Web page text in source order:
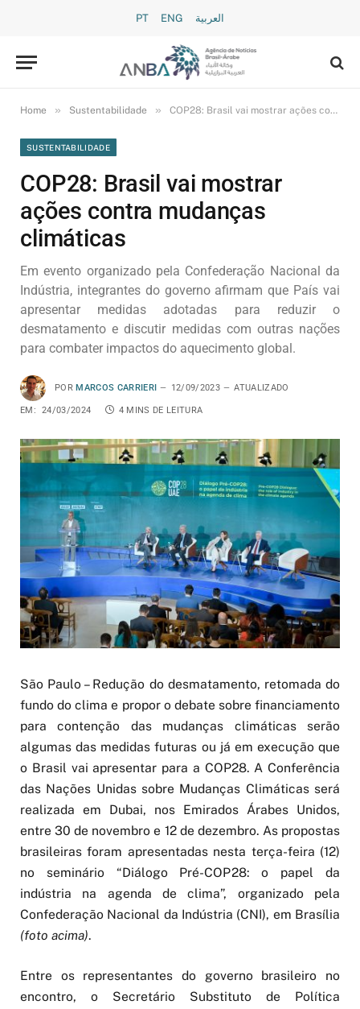
PT ENG العربية
Home » Sustentabilidade » COP28: Brasil vai mostrar ações contra mudanças climáticas
SUSTENTABILIDADE
COP28: Brasil vai mostrar
ações contra mudanças
climáticas
Em evento organizado pela Confederação Nacional da
Indústria, integrantes do governo afirmam que País vai
apresentar medidas adotadas para reduzir o
desmatamento e discutir medidas com outras nações
para combater impactos do aquecimento global.
POR MARCOS CARRIERI 12/09/2023 ATUALIZADO
EM: 24/03/2024 4 MINS DE LEITURA
São Paulo – Redução do desmatamento, retomada do
fundo do clima e propor o debate sobre financiamento
para contenção das mudanças climáticas serão
algumas das medidas futuras ou já em execução que
o Brasil vai apresentar para a COP28. A Conferência
das Nações Unidas sobre Mudanças Climáticas será
realizada em Dubai, nos Emirados Árabes Unidos,
entre 30 de novembro e 12 de dezembro. As propostas
brasileiras foram apresentadas nesta terça-feira (12)
no seminário “Diálogo Pré-COP28: o papel da
indústria na agenda de clima”, organizado pela
Confederação Nacional da Indústria (CNI), em Brasília
(foto acima).
Entre os representantes do governo brasileiro no
encontro, o Secretário Substituto de Política